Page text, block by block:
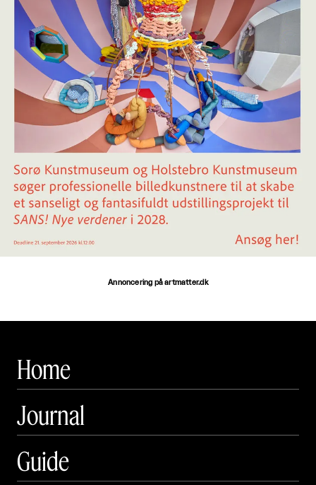
Annoncering på artmatter.dk
Home
Journal
Guide